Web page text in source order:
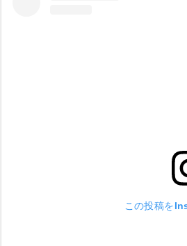
この投稿を